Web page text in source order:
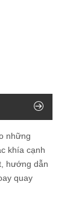
những
khía cạnh
hướng dẫn
quay